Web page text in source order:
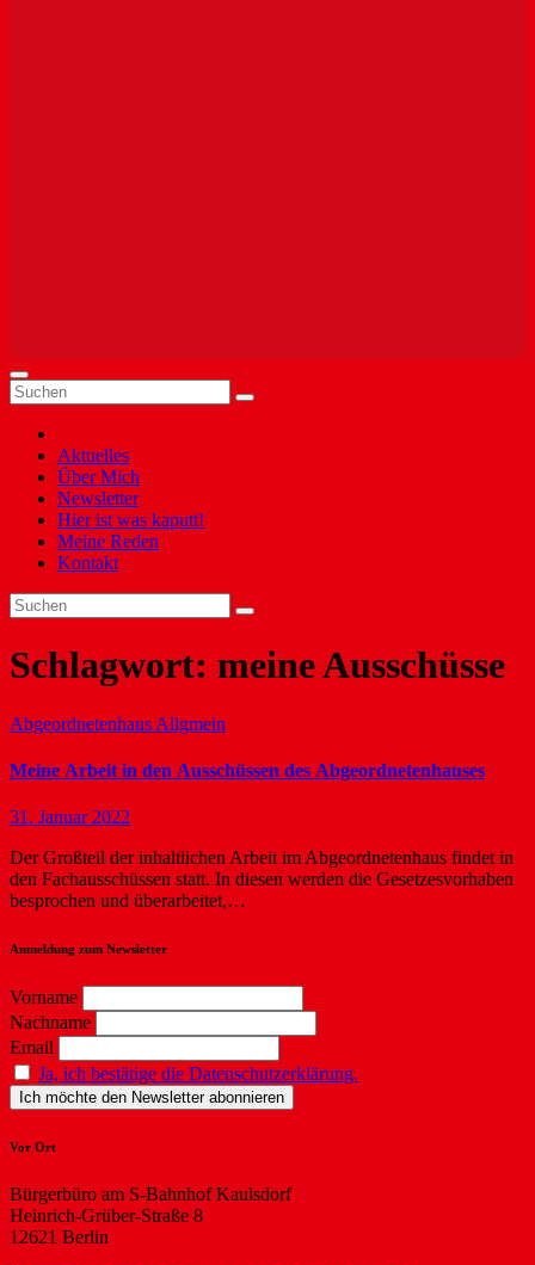
Aktuelles
Über Mich
Newsletter
Hier ist was kaputt!
Meine Reden
Kontakt
Schlagwort: meine Ausschüsse
Abgeordnetenhaus Allgmein
Meine Arbeit in den Ausschüssen des Abgeordnetenhauses
31. Januar 2022
Der Großteil der inhaltlichen Arbeit im Abgeordnetenhaus findet in
den Fachausschüssen statt. In diesen werden die Gesetzesvorhaben
besprochen und überarbeitet,…
Anmeldung zum Newsletter
Vorname
Nachname
Email
Ja, ich bestätige die Datenschutzerklärung.
Vor Ort
Bürgerbüro am S-Bahnhof Kaulsdorf
Heinrich-Grüber-Straße 8
12621 Berlin